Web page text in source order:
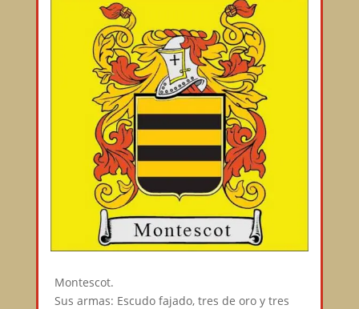
Montescot.
Sus armas: Escudo fajado, tres de oro y tres